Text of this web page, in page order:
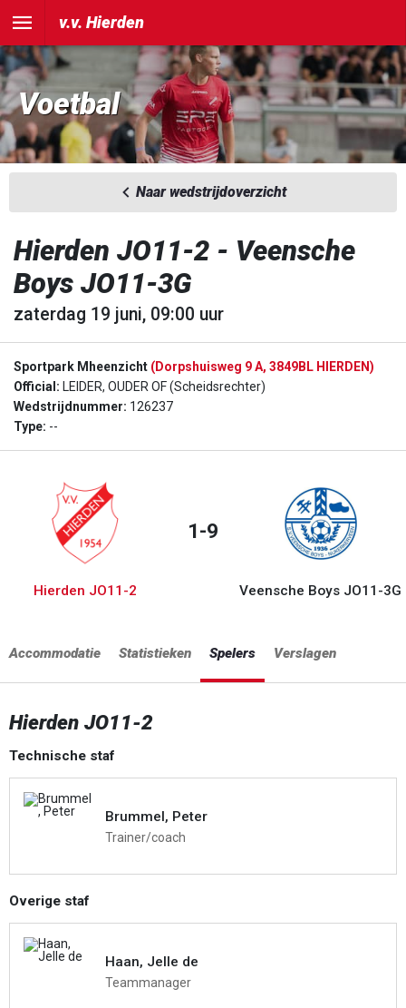
v.v. Hierden
Voetbal
Naar wedstrijdoverzicht
Hierden JO11-2 - Veensche
Boys JO11-3G
zaterdag 19 juni, 09:00 uur
Sportpark Mheenzicht (Dorpshuisweg 9 A, 3849BL HIERDEN)
Official: LEIDER, OUDER OF (Scheidsrechter)
Wedstrijdnummer: 126237
Type: --
Hierden JO11-2
1-9
Veensche Boys JO11-3G
Accommodatie Statistieken Spelers Verslagen
Hierden JO11-2
Technische staf
Brummel, Peter
Trainer/coach
Overige staf
Haan, Jelle de
Teammanager